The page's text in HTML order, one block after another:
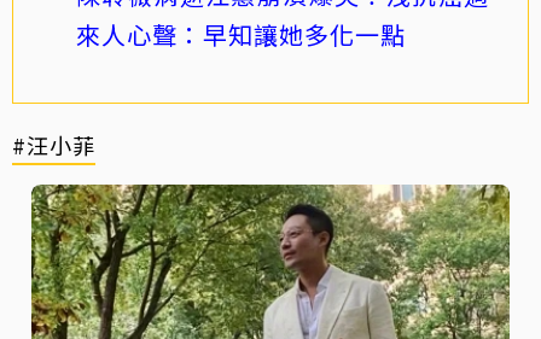
來人心聲：早知讓她多化一點
#汪小菲